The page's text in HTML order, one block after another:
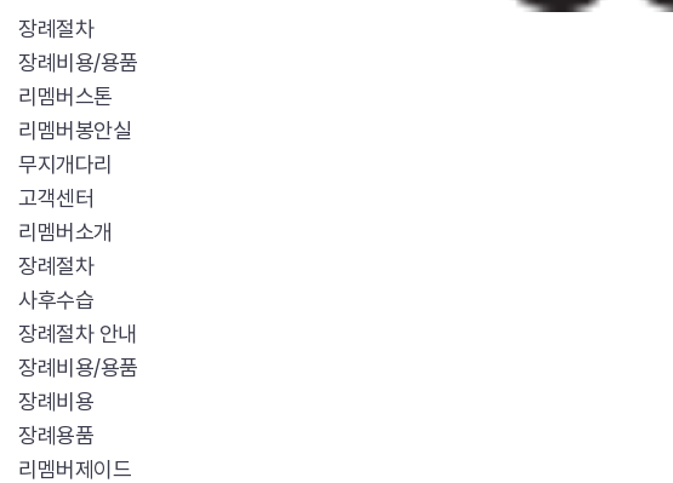
장례절차
장례비용/용품
리멤버스톤
리멤버봉안실
무지개다리
고객센터
리멤버소개
장례절차
사후수습
장례절차 안내
장례비용/용품
장례비용
장례용품
리멤버제이드